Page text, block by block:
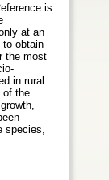
is
at an
to obtain
the most
in rural
of the